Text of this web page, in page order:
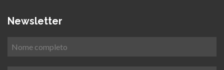
Newsletter